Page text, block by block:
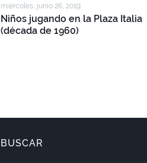
miércoles, junio 26, 2019
Niños jugando en la Plaza Italia
(década de 1960)
BUSCAR